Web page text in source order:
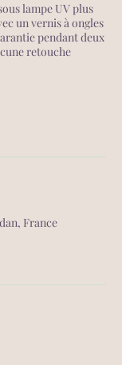
lampe UV plus
un vernis à ongles
pendant deux
retouche
France